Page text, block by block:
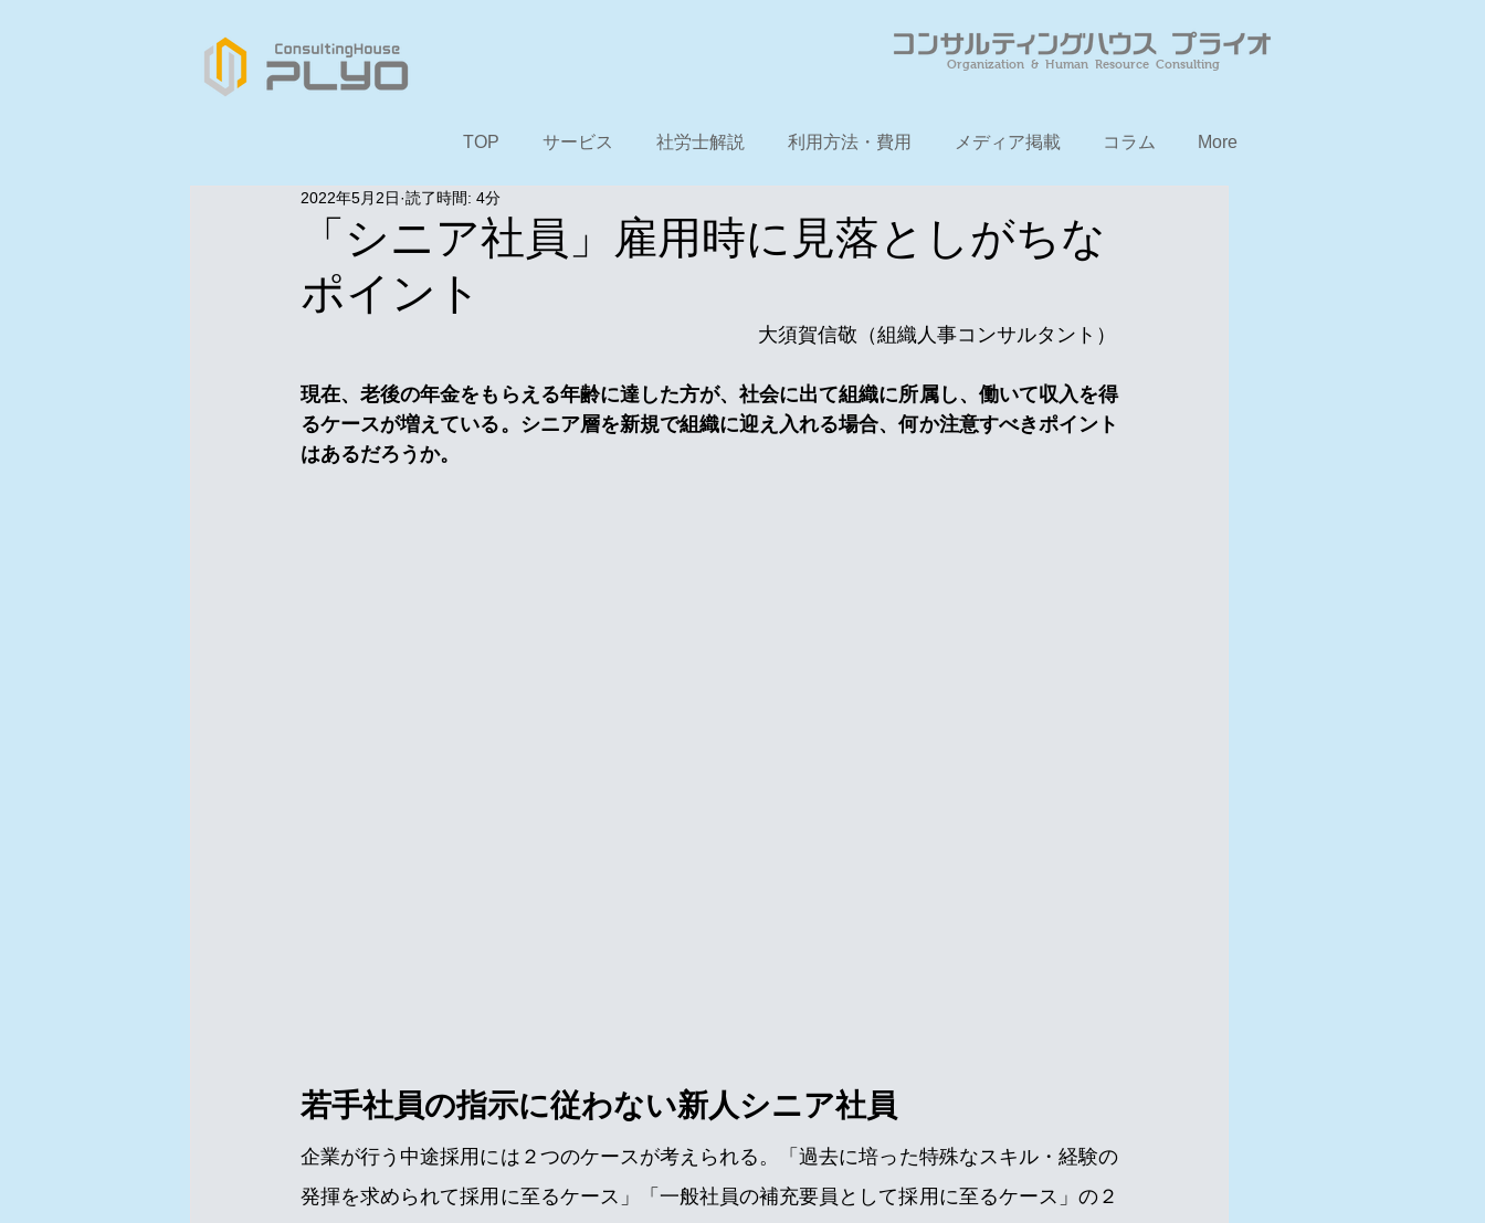
Organization & Human Resource Consulting
TOP サービス 社労士解説 利用方法・費用 メディア掲載 コラム More
「シニア社員」雇用時に見落としがちな
ポイント
2022年5月2日 読了時間: 4分
大須賀信敬（組織人事コンサルタント）
現在、老後の年金をもらえる年齢に達した方が、社会に出て組織に所属し、働いて収入を得
るケースが増えている。シニア層を新規で組織に迎え入れる場合、何か注意すべきポイント
はあるだろうか。
若手社員の指示に従わない新人シニア社員
企業が行う中途採用には２つのケースが考えられる。
「過去に培った特殊なスキル・経験の
発揮を求められて採用に至るケース」「一般社員の補充要員として採用に至るケース」 の２